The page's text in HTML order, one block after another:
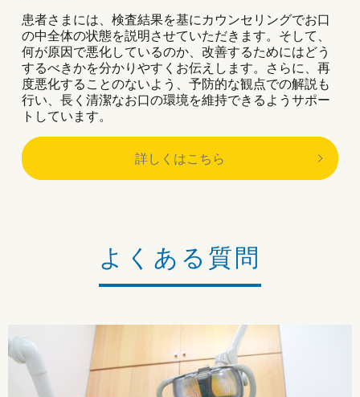
患者さまには、検査結果を基にカウンセリングでお口
の中全体の状態を説明させていただきます。そして、
何が原因で悪化しているのか、改善するためにはどう
するべきかを分かりやすくお伝えします。さらに、再
度悪化することのないよう、予防的な観点での解説も
行い、長く清潔なお口の環境を維持できるようサポー
トしています。
詳しくはこちら
よくある質問